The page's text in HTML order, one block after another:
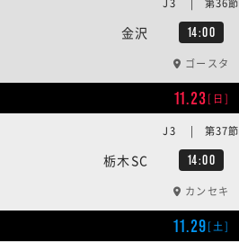
金沢 14:00
ゴースタ
11.23[日]
栃木SC 14:00
J3 | 第37節
カンセキ
11.29[土]